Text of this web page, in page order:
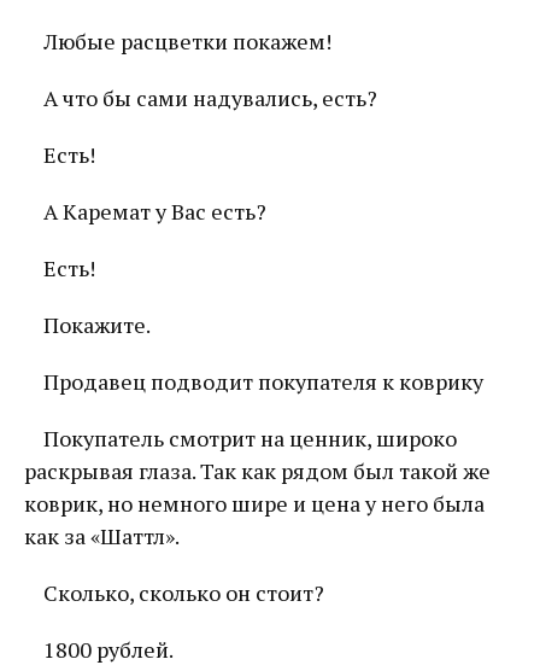
Любые расцветки покажем!
А что бы сами надувались, есть?
Есть!
А Каремат у Вас есть?
Есть!
Покажите.
Продавец подводит покупателя к коврику
Покупатель смотрит на ценник, широко
раскрывая глаза. Так как рядом был такой же
коврик, но немного шире и цена у него была
как за «Шаттл».
Сколько, сколько он стоит?
1800 рублей.